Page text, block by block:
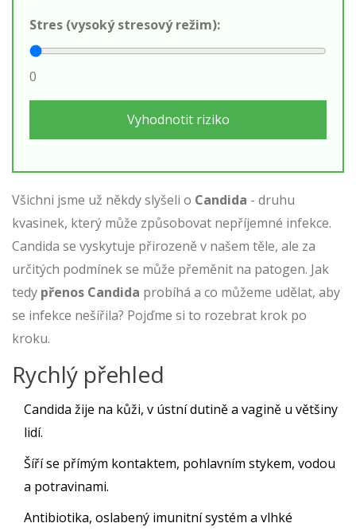
Stres (vysoký stresový režim):
0
Vyhodnotit riziko
Všichni jsme už někdy slyšeli o Candida - druhu
kvasinek, který může způsobovat nepříjemné infekce.
Candida se vyskytuje přirozeně v našem těle, ale za
určitých podmínek se může přeměnit na patogen. Jak
tedy přenos Candida probíhá a co můžeme udělat, aby
se infekce nešířila? Pojďme si to rozebrat krok po
kroku.
Rychlý přehled
Candida žije na kůži, v ústní dutině a vagině u většiny
lidí.
Šíří se přímým kontaktem, pohlavním stykem, vodou
a potravinami.
Antibiotika, oslabený imunitní systém a vlhké